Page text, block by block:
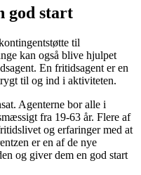
god start
til
kan også blive hjulpet
En fritidsagent er en
til og ind i aktiviteten.
Agenterne bor alle i
fra 19-63 år. Flere af
og erfaringer med at
er en af de nye
og giver dem en god start